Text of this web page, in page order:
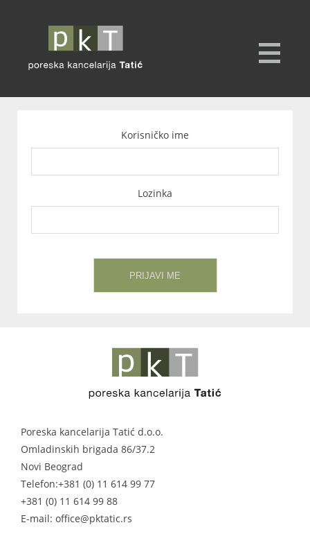
Korisničko ime
Lozinka
Poreska kancelarija Tatić d.o.o.
Omladinskih brigada 86/37.2
Novi Beograd
Telefon:+381 (0) 11 614 99 77
+381 (0) 11 614 99 88
E-mail: office@pktatic.rs